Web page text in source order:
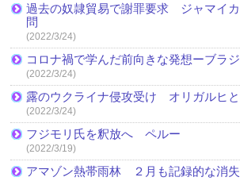
過去の奴隷貿易で謝罪要求 ジャマイ
問
(2022/3/24)
コロナ禍で学んだ前向きな発想ーブラ
(2022/3/24)
露のウクライナ侵攻受け オリガルヒ
(2022/3/24)
フジモリ氏を釈放へ ペルー
(2022/3/19)
アマゾン熱帯雨林 ２月も記録的な消